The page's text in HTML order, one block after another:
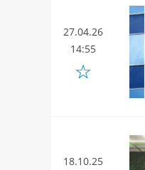
27.04.26
14:55
18.10.25